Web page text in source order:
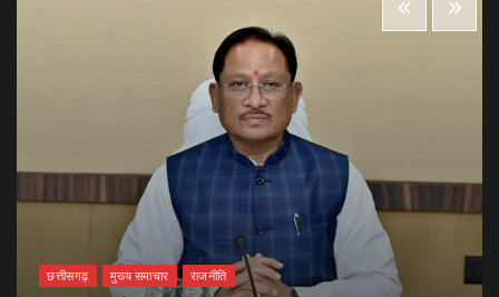
छत्तीसगढ़ मुख्य समाचार राजनीति